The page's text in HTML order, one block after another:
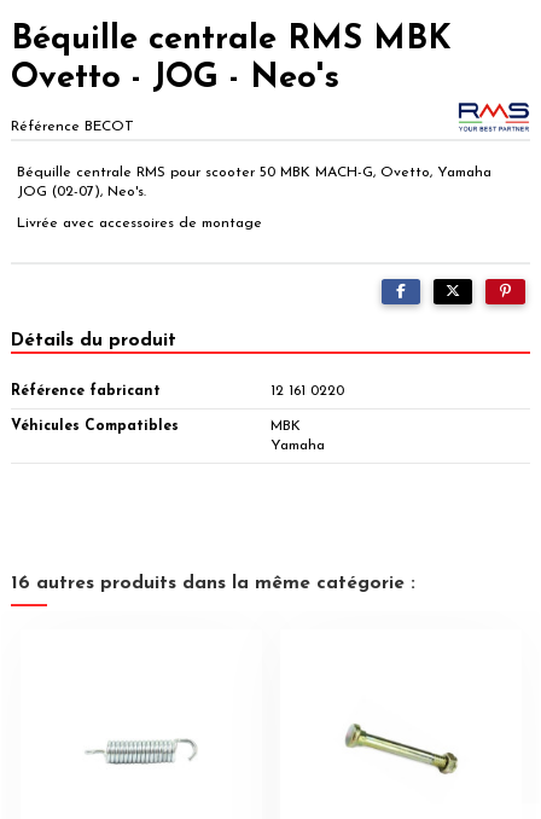
Béquille centrale RMS MBK
Ovetto - JOG - Neo's
Référence BECOT
Béquille centrale RMS pour scooter 50 MBK MACH-G, Ovetto, Yamaha
JOG (02-07), Neo's.
Livrée avec accessoires de montage
Détails du produit
Référence fabricant 12 161 0220
Véhicules Compatibles
MBK
Yamaha
16 autres produits dans la même catégorie :